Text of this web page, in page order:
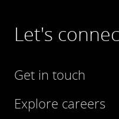
Let's
Get in touch
Explore careers